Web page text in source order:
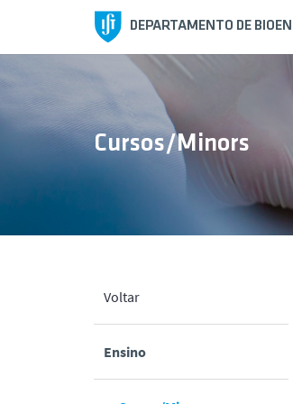
DEPARTAMENTO DE
Voltar
Ensino
Cursos/Minors